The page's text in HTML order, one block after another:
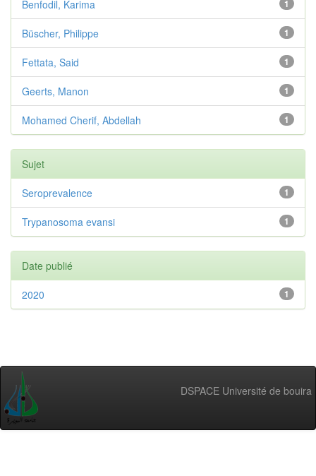
1
Benfodil, Karima
1
Büscher, Philippe
1
Fettata, Said
1
Geerts, Manon
1
Mohamed Cherif, Abdellah
Sujet
1
Seroprevalence
1
Trypanosoma evansi
Date publié
1
2020
DSPACE Université de bouira